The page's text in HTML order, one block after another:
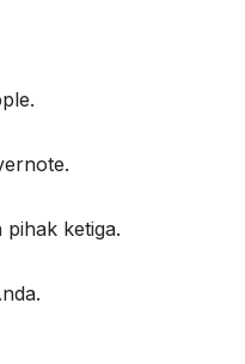
pihak ketiga.